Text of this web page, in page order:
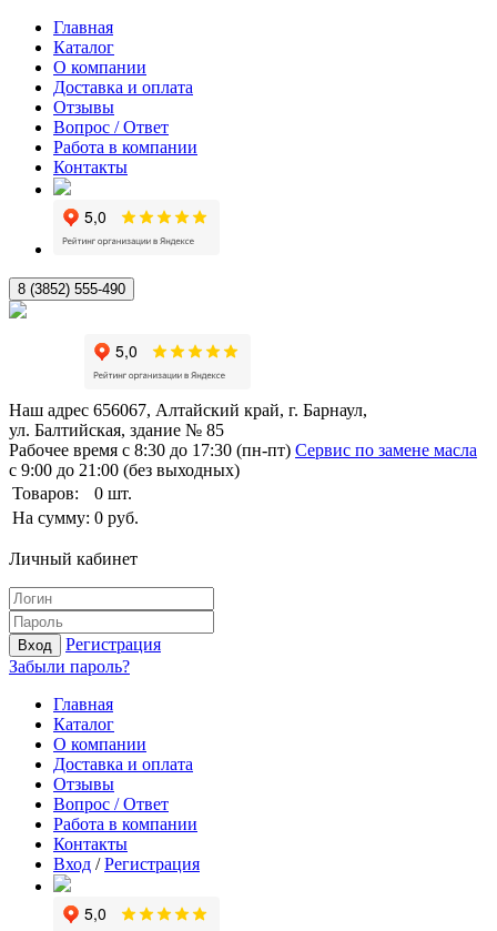
Главная
Каталог
О компании
Доставка и оплата
Отзывы
Вопрос / Ответ
Работа в компании
Контакты
8 (3852) 555-490
Наш адрес 656067, Алтайский край, г. Барнаул,
ул. Балтийская, здание № 85
Рабочее время с 8:30 до 17:30 (пн-пт) Сервис по замене масла
с 9:00 до 21:00 (без выходных)
Товаров:
0 шт.
На сумму: 0 руб.
Личный кабинет
Вход
Регистрация
Забыли пароль?
Главная
Каталог
О компании
Доставка и оплата
Отзывы
Вопрос / Ответ
Работа в компании
Контакты
Вход /Регистрация